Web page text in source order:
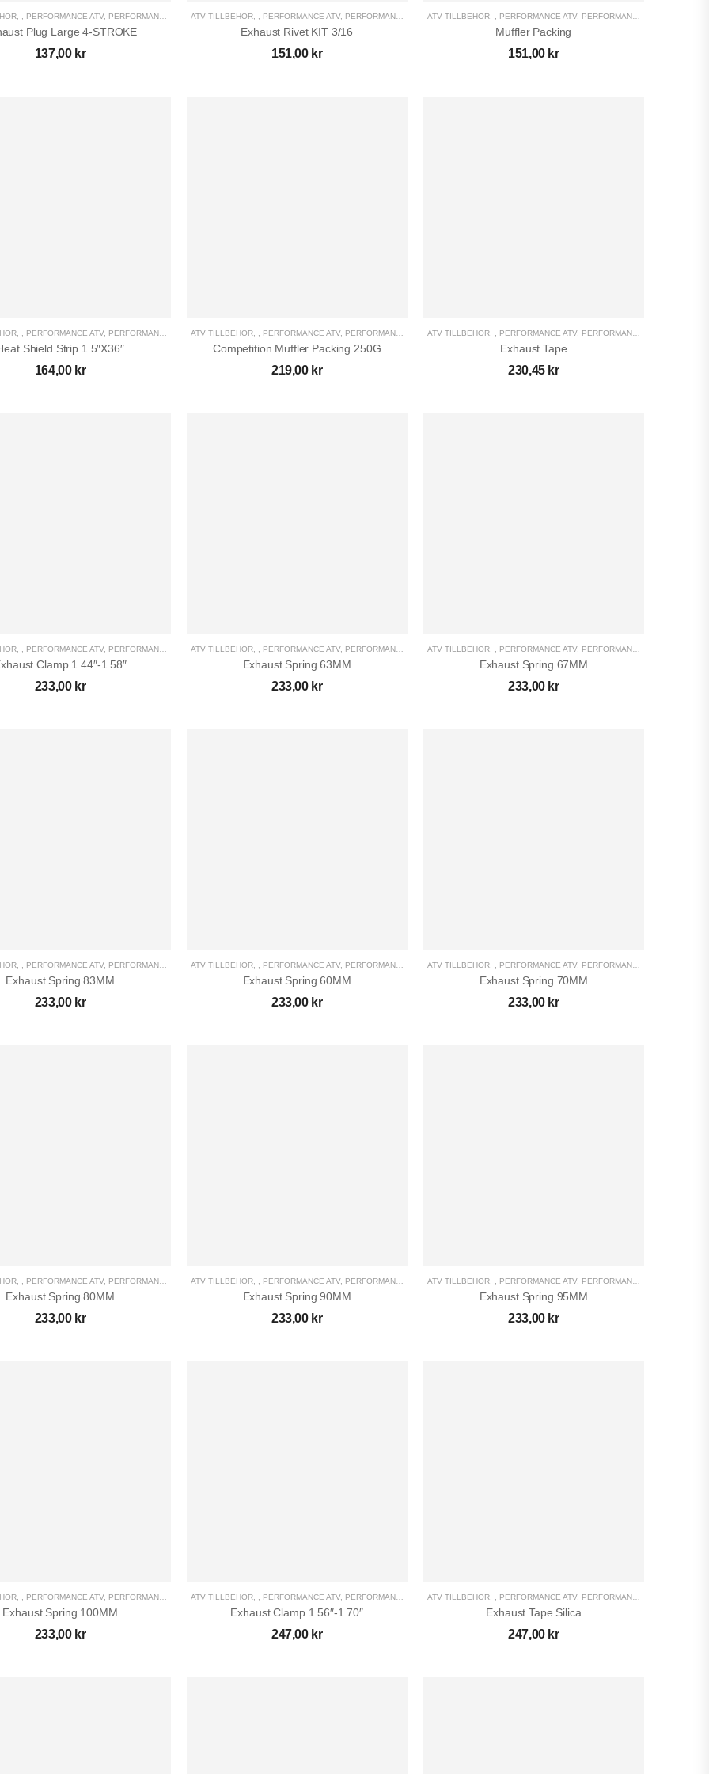
, , PERFORMANCE ATV, PERFORMANCE UTV ,UTV TILLBEHÖR
Plug Large 4-STROKE
137,00 kr
ATV TILLBEHÖR, , PERFORMANCE ATV, PERFORMANCE UTV ,UTV TILLBEHÖR
Exhaust Rivet KIT 3/16
151,00 kr
ATV TILLBEHÖR, , PERFORMANCE ATV, PERFORMANCE UTV
Muffler Packing
151,00 kr
, PERFORMANCE ATV, PERFORMANCE UTV ,UTV TILLBEHÖR
Shield Strip 1.5″X36″
164,00 kr
ATV TILLBEHÖR, PERFORMANCE ATV, PERFORMANCE UTV ,UTV TILLBEHÖR
Competition Muffler Packing 250G
219,00 kr
ATV TILLBEHÖR, PERFORMANCE ATV, PERFORMANCE UTV
Exhaust Tape
230,45 kr
, PERFORMANCE ATV, PERFORMANCE UTV ,UTV TILLBEHÖR
Clamp 1.44″-1.58″
233,00 kr
ATV TILLBEHÖR, PERFORMANCE ATV, PERFORMANCE UTV ,UTV TILLBEHÖR
Exhaust Spring 63MM
233,00 kr
ATV TILLBEHÖR, PERFORMANCE ATV, PERFORMANCE UTV
Exhaust Spring 67MM
233,00 kr
, PERFORMANCE ATV, PERFORMANCE UTV ,UTV TILLBEHÖR
Exhaust Spring 83MM
233,00 kr
ATV TILLBEHÖR, PERFORMANCE ATV, PERFORMANCE UTV ,UTV TILLBEHÖR
Exhaust Spring 60MM
233,00 kr
ATV TILLBEHÖR, PERFORMANCE ATV, PERFORMANCE UTV
Exhaust Spring 70MM
233,00 kr
, PERFORMANCE ATV, PERFORMANCE UTV ,UTV TILLBEHÖR
Exhaust Spring 80MM
233,00 kr
ATV TILLBEHÖR, PERFORMANCE ATV, PERFORMANCE UTV ,UTV TILLBEHÖR
Exhaust Spring 90MM
233,00 kr
ATV TILLBEHÖR, PERFORMANCE ATV, PERFORMANCE UTV
Exhaust Spring 95MM
233,00 kr
, PERFORMANCE ATV, PERFORMANCE UTV ,UTV TILLBEHÖR
Exhaust Spring 100MM
233,00 kr
ATV TILLBEHÖR, PERFORMANCE ATV, PERFORMANCE UTV ,UTV TILLBEHÖR
Exhaust Clamp 1.56″-1.70″
247,00 kr
ATV TILLBEHÖR, PERFORMANCE ATV, PERFORMANCE UTV
Exhaust Tape Silica
247,00 kr